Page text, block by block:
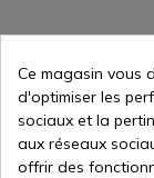
39,03 €
Ce magasin vous
d'optimiser les
sociaux et la
aux réseaux
offrir des